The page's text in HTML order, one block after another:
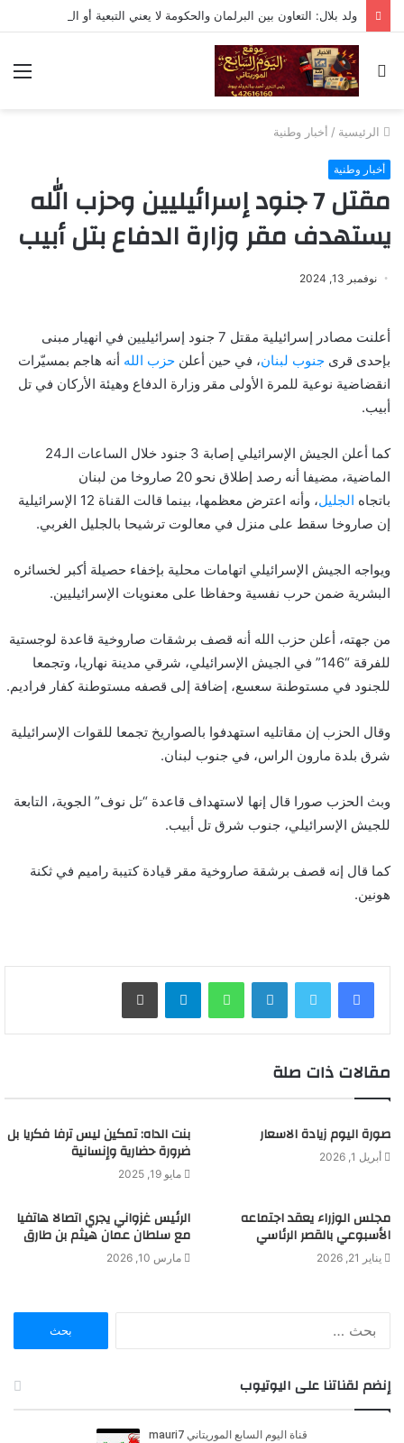
بحث
عن
الرئيسية / أخبار وطنية
أخبار وطنية
مقتل 7 جنود إسرائيليين وحزب الله
يستهدف مقر وزارة الدفاع بتل أبيب
نوفمبر 13, 2024
أعلنت مصادر إسرائيلية مقتل 7 جنود إسرائيليين في انهيار مبنى
بإحدى قرى جنوب لبنان، في حين أعلن حزب الله أنه هاجم بمسيّرات
انقضاضية نوعية للمرة الأولى مقر وزارة الدفاع وهيئة الأركان في تل
أبيب.
كما أعلن الجيش الإسرائيلي إصابة 3 جنود خلال الساعات الـ24
الماضية، مضيفا أنه رصد إطلاق نحو 20 صاروخا من لبنان
باتجاه الجليل
، وأنه اعترض معظمها، بينما قالت القناة 12 الإسرائيلية
إن صاروخا سقط على منزل في معالوت ترشيحا بالجليل الغربي.
ويواجه الجيش الإسرائيلي اتهامات محلية بإخفاء حصيلة أكبر لخسائره
البشرية ضمن حرب نفسية وحفاظا على معنويات الإسرائيليين.
من جهته، أعلن حزب الله أنه قصف برشقات صاروخية قاعدة لوجستية
للفرقة “146” في الجيش الإسرائيلي، شرقي مدينة نهاريا، وتجمعا
للجنود في مستوطنة سعسع، إضافة إلى قصفه مستوطنة كفار فراديم.
وقال الحزب إن مقاتليه استهدفوا بالصواريخ تجمعا للقوات الإسرائيلية
شرق بلدة مارون الراس، في جنوب لبنان.
وبث الحزب صورا قال إنها لاستهداف قاعدة “تل نوف” الجوية، التابعة
للجيش الإسرائيلي، جنوب شرق تل أبيب.
كما قال إنه قصف برشقة صاروخية مقر قيادة كتيبة راميم في ثكنة
هونين.
لينكدإن واتساب
مقالات ذات صلة
صورة اليوم زيادة الاسعار
أبريل 1, 2026
بنت الداه: تمكين ليس ترفا فكريا بل
ضرورة حضارية وإنسانية
مايو 19, 2025
مجلس الوزراء يعقد اجتماعه
الأسبوعي بالقصر الرئاسي
يناير 21, 2026
الرئيس غزواني يجري اتصالا هاتفيا
مع سلطان عمان هيثم بن طارق
مارس 10, 2026
ن
إنضم لقناتنا على اليوتيوب